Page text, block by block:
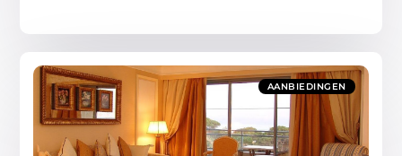
AANBIEDINGEN